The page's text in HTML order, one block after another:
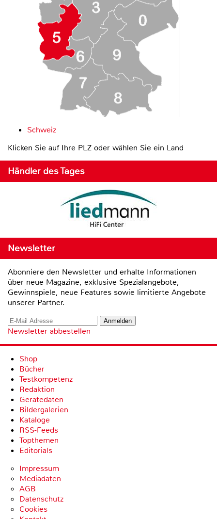
Schweiz
Klicken Sie auf Ihre PLZ oder wählen Sie ein Land
Händler des Tages
Newsletter
Abonniere den Newsletter und erhalte Informationen
über neue Magazine, exklusive Spezialangebote,
Gewinnspiele, neue Features sowie limitierte Angebote
unserer Partner.
Newsletter abbestellen
Shop
Bücher
Testkompetenz
Redaktion
Gerätedaten
Bildergalerien
Kataloge
RSS-Feeds
Topthemen
Editorials
Impressum
Mediadaten
AGB
Datenschutz
Cookies